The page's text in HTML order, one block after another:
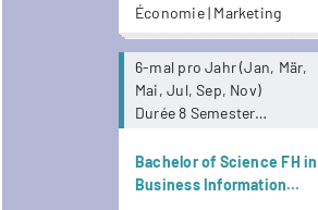
Économie | Marketing
6-mal pro Jahr (Jan, Mär,
Mai, Jul, Sep, Nov)
Durée 8 Semester
Anwesenheitspflicht. Ab
Mai 2026 stehen
Bachelor of Science FH in
Business Information